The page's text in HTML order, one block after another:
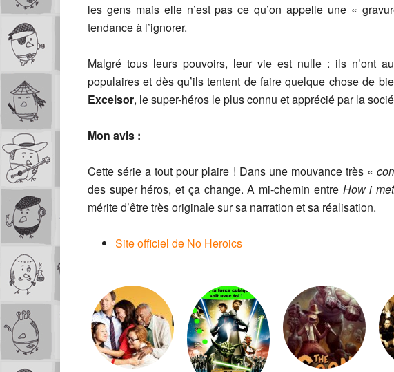
les gens mais elle n’est pas ce qu’on appelle une «
tendance à l’ignorer.
Malgré tous leurs pouvoirs, leur vie est nulle : ils n’ont
populaires et dès qu’ils tentent de faire quelque chose de
Excelsor, le super-héros le plus connu et apprécié par la
Mon avis :
Cette série a tout pour plaire ! Dans une mouvance très «
des super héros, et ça change. A mi-chemin entre How i
mérite d’être très originale sur sa narration et sa réalisation.
Site officiel de No Heroics